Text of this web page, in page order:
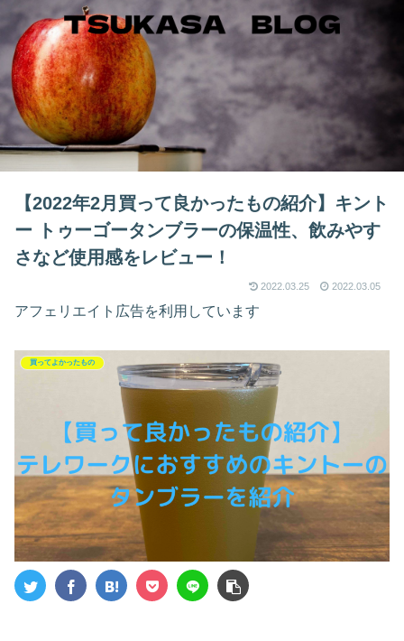
【2022年2月買って良かったもの紹介】キント
ー トゥーゴータンブラーの保温性、飲みやす
さなど使用感をレビュー！
2022.03.25 2022.03.05
アフェリエイト広告を利用しています
買ってよかったもの